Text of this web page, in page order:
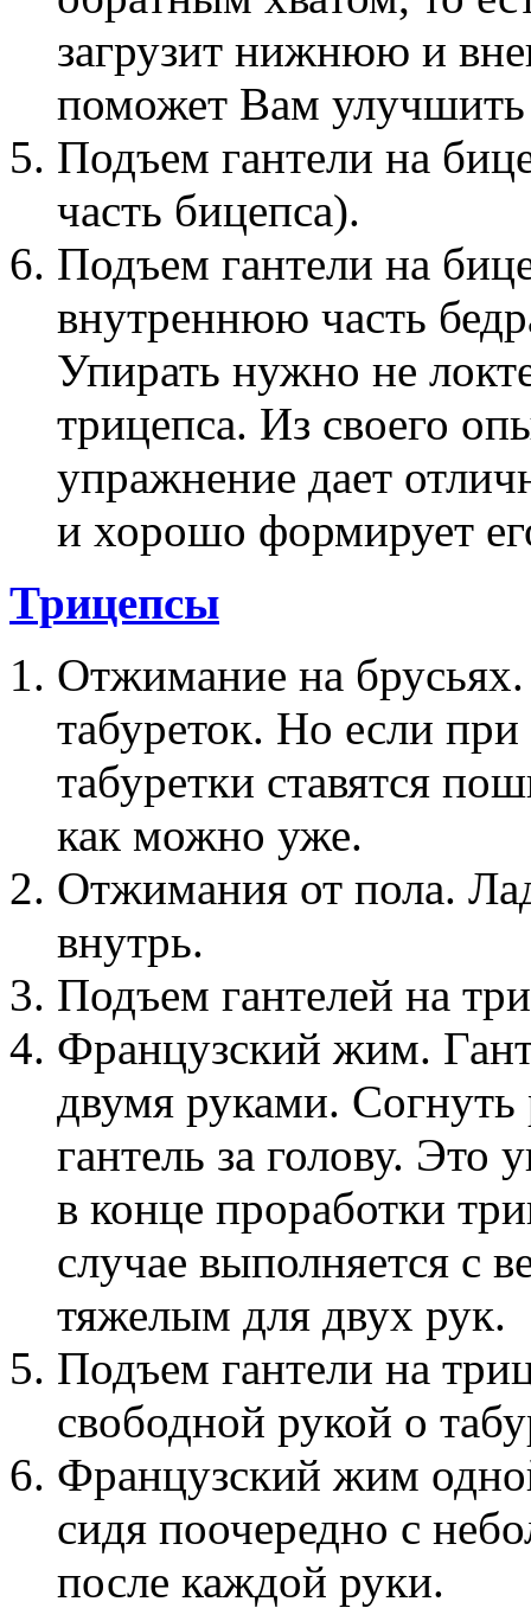
загрузит нижнюю и
поможет Вам
Подъем гантели на
часть бицепса).
Подъем гантели на
внутреннюю часть
Упирать нужно не
трицепса. Из своего
упражнение дает
и хорошо формирует
Трицепсы
Отжимание на
табуреток. Но если
табуретки ставятся
как можно уже.
Отжимания от пола.
внутрь.
Подъем гантелей на
Французский жим.
двумя руками. Согнуть
гантель за голову.
в конце проработки
случае выполняется с
тяжелым для двух рук.
Подъем гантели на
свободной рукой о
Французский жим
сидя поочередно с
после каждой руки.